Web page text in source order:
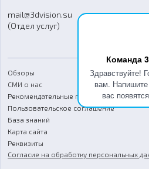
Команда
Здравствуйте!
вам.
вас
mail@3dvision.su
(Отдел услуг)
Обзоры
СМИ о нас
Рекомендательные письма
Пользовательское соглашение
База знаний
Карта сайта
Реквизиты
Согласие на обработку персональных